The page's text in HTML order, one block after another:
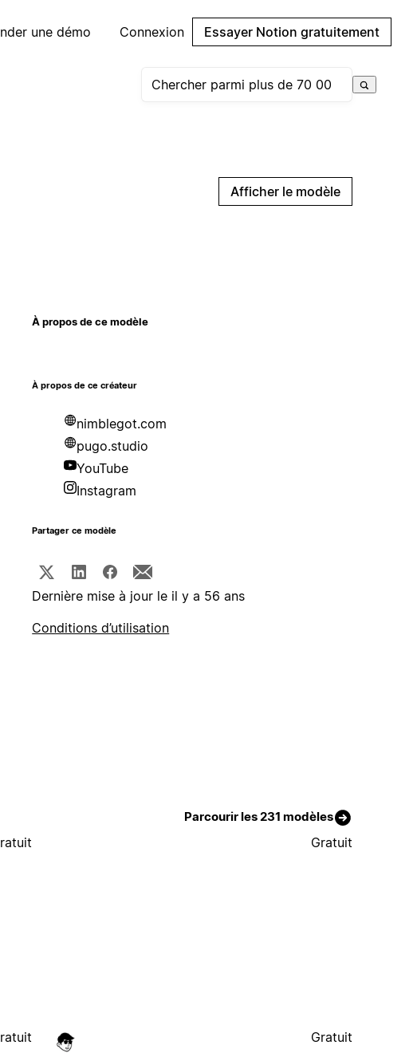
une démo Connexion Essayer Notion gratuitement
Afficher le modèle
À propos de ce modèle
À propos de ce créateur
nimblegot.com
pugo.studio
YouTube
Instagram
Partager ce modèle
Dernière mise à jour le il y a 56 ans
Conditions d’utilisation
Parcourir les 231 modèles
Gratuit
Gratuit